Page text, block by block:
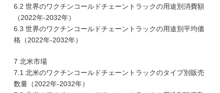
6.2 世界のワクチンコールドチェーントラックの用途別消費額
（2022年-2032年）
6.3 世界のワクチンコールドチェーントラックの用途別平均価
格（2022年-2032年）
7 北米市場
7.1 北米のワクチンコールドチェーントラックのタイプ別販売
数量（2022年-2032年）